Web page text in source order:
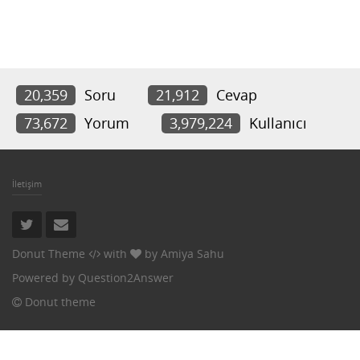
20,359 Soru 21,912
Cevap
73,672
Yorum 3,979,224 Kullanıcı
İletişim
Donut Theme with by Amiya Sahu
Powered by Question2Answer
Donut theme